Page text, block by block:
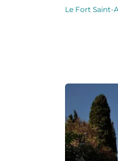
Le Fort Saint-
Vue de